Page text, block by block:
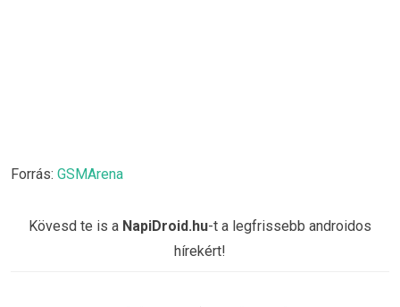
Forrás: GSMArena
Kövesd te is a NapiDroid.hu-t a legfrissebb androidos
hírekért!